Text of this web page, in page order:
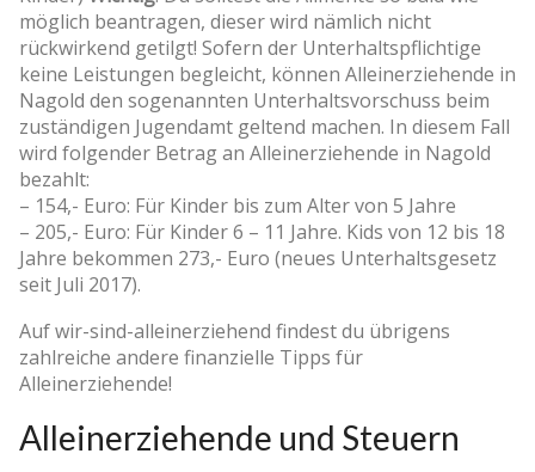
möglich beantragen, dieser wird nämlich nicht
rückwirkend getilgt! Sofern der Unterhaltspflichtige
keine Leistungen begleicht, können Alleinerziehende in
Nagold den sogenannten Unterhaltsvorschuss beim
zuständigen Jugendamt geltend machen. In diesem Fall
wird folgender Betrag an Alleinerziehende in Nagold
bezahlt:
– 154,- Euro: Für Kinder bis zum Alter von 5 Jahre
– 205,- Euro: Für Kinder 6 – 11 Jahre. Kids von 12 bis 18
Jahre bekommen 273,- Euro (neues Unterhaltsgesetz
seit Juli 2017).
Auf wir-sind-alleinerziehend findest du übrigens
zahlreiche andere finanzielle Tipps für
Alleinerziehende!
Alleinerziehende und Steuern